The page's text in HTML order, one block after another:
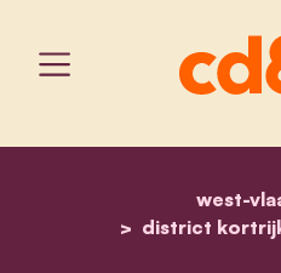
west-
district